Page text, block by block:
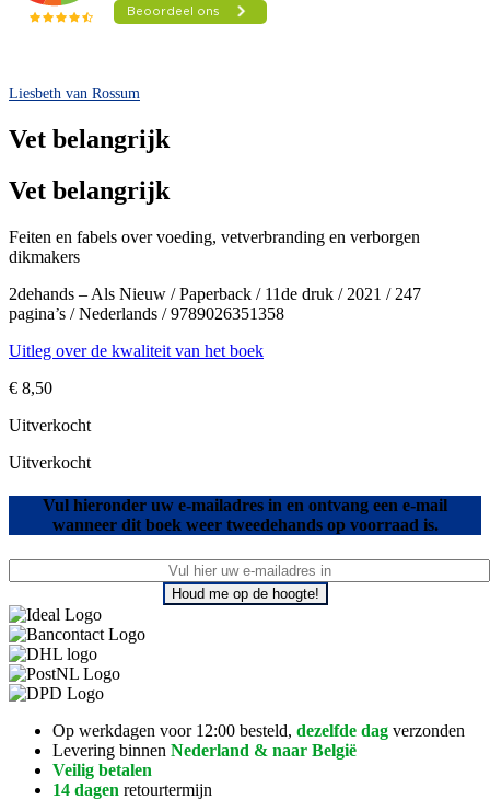
Liesbeth van Rossum
Vet belangrijk
Vet belangrijk
Feiten en fabels over voeding, vetverbranding en verborgen
dikmakers
2dehands – Als Nieuw / Paperback / 11de druk / 2021 / 247
pagina’s / Nederlands / 9789026351358
Uitleg over de kwaliteit van het boek
€ 8,50
Uitverkocht
Uitverkocht
Vul hieronder uw e-mailadres in en ontvang een e-mail
wanneer dit boek weer tweedehands op voorraad is.
Houd me op de hoogte!
Op werkdagen voor 12:00 besteld, dezelfde dag verzonden
Levering binnen Nederland & naar België
Veilig betalen
14 dagen retourtermijn